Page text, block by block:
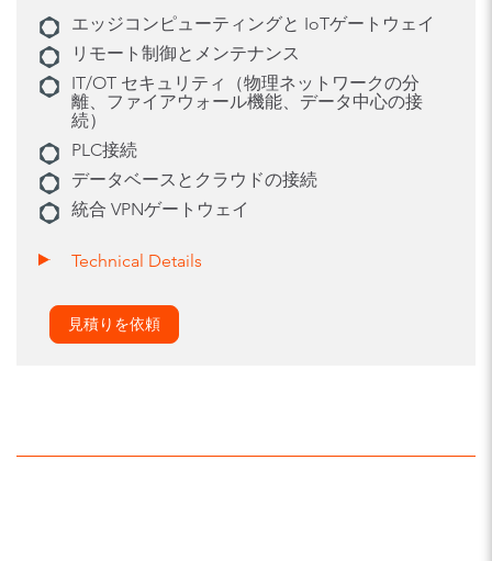
エッジコンピューティングと IoTゲートウェイ
リモート制御とメンテナンス
IT/OT セキュリティ（物理ネットワークの分
離、ファイアウォール機能、データ中心の接
続）
PLC接続
データベースとクラウドの接続
統合 VPNゲートウェイ
Technical Details
見積りを依頼